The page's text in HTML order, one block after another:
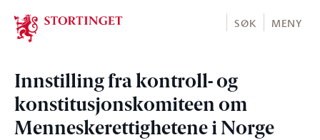
Stortinget.no
SØK MENY
Innstilling fra kontroll- og
konstitusjonskomiteen om
Menneskerettighetene i Norge